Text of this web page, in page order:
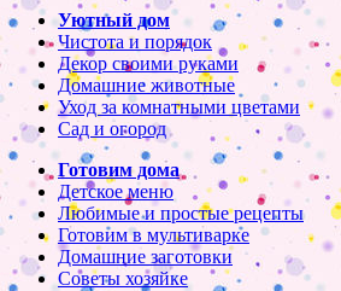
Уютный дом
Чистота и порядок
Декор своими руками
Домашние животные
Уход за комнатными цветами
Сад и огород
Готовим дома
Детское меню
Любимые и простые рецепты
Готовим в мультиварке
Домашние заготовки
Советы хозяйке